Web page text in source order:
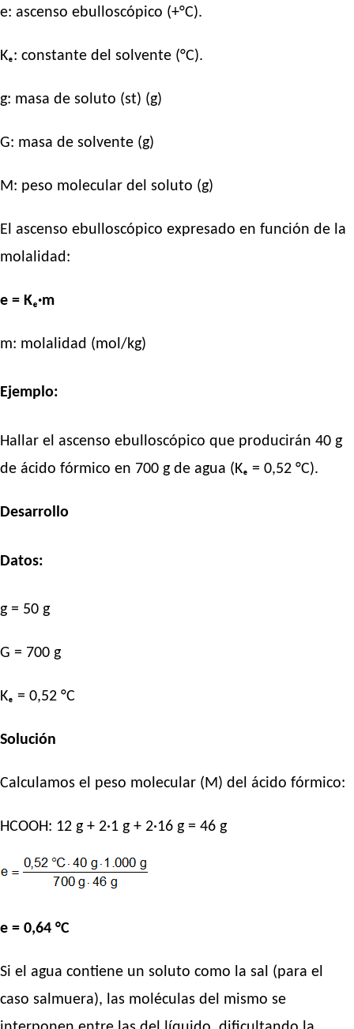
e: ascenso ebulloscópico (+°C).
Kₑ: constante del solvente (°C).
g: masa de soluto (st) (g)
G: masa de solvente (g)
M: peso molecular del soluto (g)
El ascenso ebulloscópico expresado en función de la
molalidad:
e = Kₑ·m
m: molalidad (mol/kg)
Ejemplo:
Hallar el ascenso ebulloscópico que producirán 40 g
de ácido fórmico en 700 g de agua (Kₑ = 0,52 °C).
Desarrollo
Datos:
g = 50 g
G = 700 g
Kₑ = 0,52 °C
Solución
Calculamos el peso molecular (M) del ácido fórmico:
HCOOH: 12 g + 2·1 g + 2·16 g = 46 g
e = 0,64 °C
Si el agua contiene un soluto como la sal (para el
caso salmuera), las moléculas del mismo se